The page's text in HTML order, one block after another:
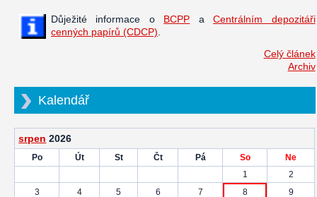
Důježité informace o BCPP aCentrálním depozitáři
cenných papírů (CDCP)
Celý článek
Archiv
Kalendář
srpen 2026
Po Út St Čt Pá So
Ne
1
2
3
4 5 6 7 8
9